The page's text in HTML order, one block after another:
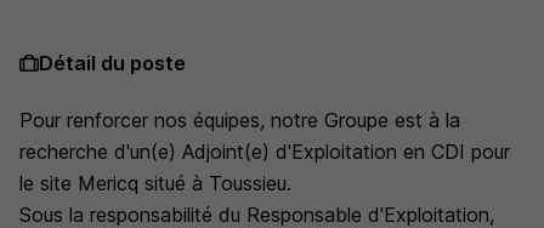
Détail du poste
Pour renforcer nos équipes, notre Groupe est à la
recherche d'un(e) Adjoint(e) d'Exploitation en CDI pour
le site Mericq situé à Toussieu.
Sous la responsabilité du Responsable d'Exploitation,